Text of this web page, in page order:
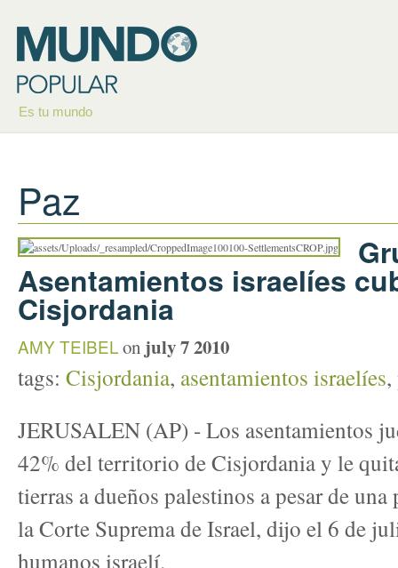
Es tu mundo
Paz
Asentamientos israelíes
Cisjordania
AMY TEIBELon july 7 2010
tags: Cisjordania, asentamientos israelíes,
JERUSALEN (AP) - Los asentamientos
42% del territorio de Cisjordania y le
tierras a dueños palestinos a pesar de
la Corte Suprema de Israel, dijo el 6 de
humanos israelí.